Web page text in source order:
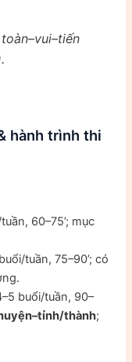
hành trình thi
60–75’; mục
tuần, 75–90’; có
buổi/tuần, 90–
thành;